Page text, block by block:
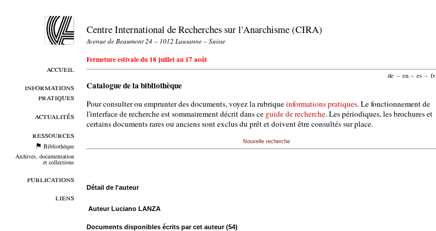
accueil
informations
pratiques
actualités
ressources
Bibliothèque
Archives, documentation
et collections
publications
liens
Centre International de Recherches sur l'Anarchisme (CIRA)
Avenue de Beaumont 24 – 1012 Lausanne – Suisse
Fermeture estivale du 18 juillet au 17 août
de – en – es – fr
Catalogue de la bibliothèque
Pour consulter ou emprunter des documents, voyez la rubriqueinformations pratiques. Le fonctionnement de
l'interface de recherche est sommairement décrit dans ce guide de recherche. Les périodiques, les brochures et
certains documents rares ou anciens sont exclus du prêt et doivent être consultés sur place.
Nouvelle recherche
Détail de l'auteur
Auteur Luciano LANZA
Documents disponibles écrits par cet auteur (54)